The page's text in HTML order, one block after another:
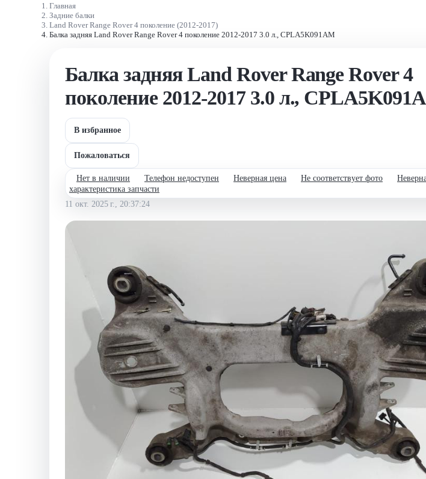
Главная
Задние балки
Land Rover Range Rover 4 поколение (2012-2017)
Балка задняя Land Rover Range Rover 4 поколение 2012-2017 3.0 л., CPLA5K091AM
Балка задняя Land Rover Range Rover 4
поколение 2012-2017 3.0 л.,
В избранное
Пожаловаться
Нет в наличии Телефон недоступен Неверная цена Не соответствует фото
характеристика запчасти
11 окт. 2025 г., 20:37:24